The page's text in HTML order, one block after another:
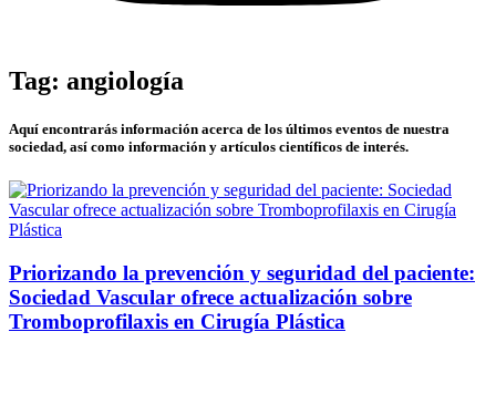
Tag: angiología
Aquí encontrarás información acerca de los últimos eventos de nuestra
sociedad, así como información y artículos científicos de interés.
Priorizando la prevención y seguridad del paciente:
Sociedad Vascular ofrece actualización sobre
Tromboprofilaxis en Cirugía Plástica